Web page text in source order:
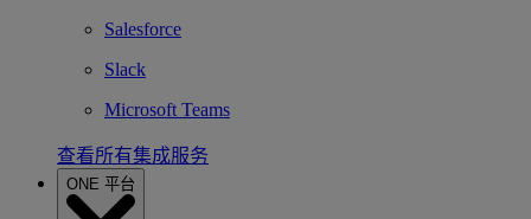
Salesforce
Slack
Microsoft Teams
查看所有集成服务
ONE 平台